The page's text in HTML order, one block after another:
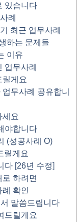
있습니다
례
최근 업무사례
하는 문제들
이유
업무사례
릴게요
무사례 공유합니
세요
야합니다
(성공사례 O)
릴게요
다 [26년 수정]
하려면
확인
말씀드립니다
드릴게요